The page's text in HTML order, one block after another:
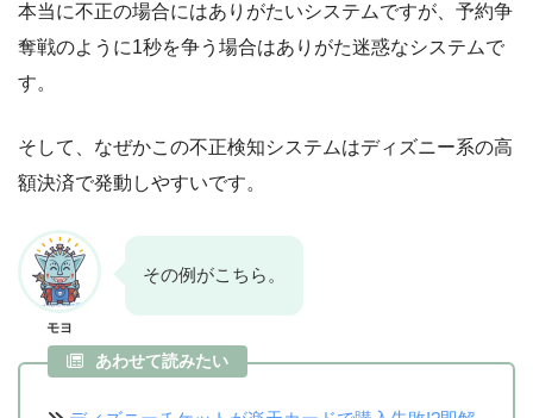
本当に不正の場合にはありがたいシステムですが、予約争
奪戦のように1秒を争う場合はありがた迷惑なシステムで
す。
そして、なぜかこの不正検知システムはディズニー系の高
額決済で発動しやすいです。
モヨ
その例がこちら。
あわせて読みたい